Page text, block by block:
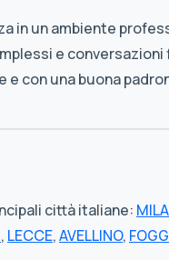
in un ambiente
e
e con una buona
città italiane:
, LECCE,AVELLINO,